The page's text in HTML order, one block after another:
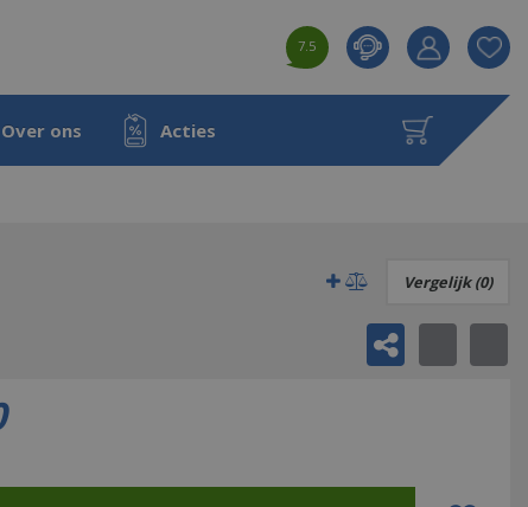
7.5
Product
aan
Over ons Acties
Vergelijk (0)